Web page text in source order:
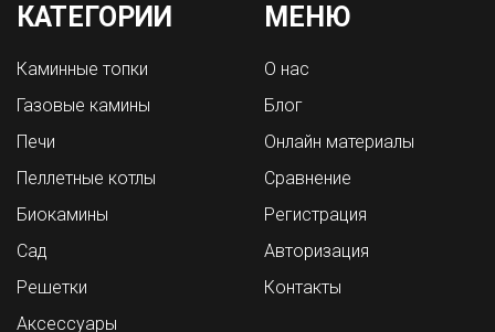
КАТЕГОРИИ
Каминные топки
Газовые камины
Печи
Пеллетные котлы
Биокамины
Сад
Решетки
Аксессуары
МЕНЮ
О нас
Блог
Онлайн материалы
Сравнение
Регистрация
Авторизация
Контакты